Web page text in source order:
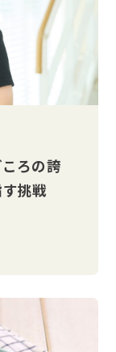
ろの誇
挑戦